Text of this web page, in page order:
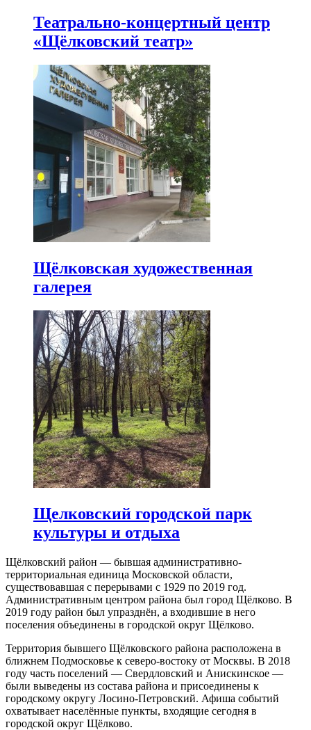
Театрально-концертный центр
«Щёлковский театр»
Щёлковская художественная
галерея
Щелковский городской парк
культуры и отдыха
Щёлковский район — бывшая административно-
территориальная единица Московской области,
существовавшая с перерывами с 1929 по 2019 год.
Административным центром района был город Щёлково. В
2019 году район был упразднён, а входившие в него
поселения объединены в городской округ Щёлково.
Территория бывшего Щёлковского района расположена в
ближнем Подмосковье к северо-востоку от Москвы. В 2018
году часть поселений — Свердловский и Анискинское —
были выведены из состава района и присоединены к
городскому округу Лосино-Петровский. Афиша событий
охватывает населённые пункты, входящие сегодня в
городской округ Щёлково.